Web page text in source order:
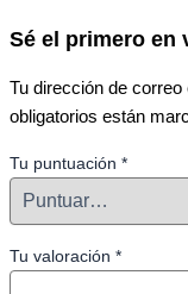
Sé el primero en
Tu dirección de
obligatorios están
Tu puntuación *
Tu valoración *